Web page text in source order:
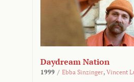
Daydream Nation
1999 / Ebba Sinzinger, Vincent